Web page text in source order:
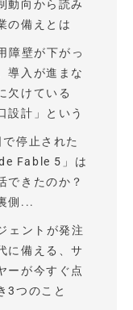
動向から読み
の備えとは
障壁が下がっ
導入が進まな
欠けている
設計」という
停止された
Fable 5」は
できたのか？
側...
ェントが発注
に備える、サ
ーが今すぐ点
3つのこと